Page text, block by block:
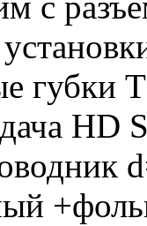
губки
HD